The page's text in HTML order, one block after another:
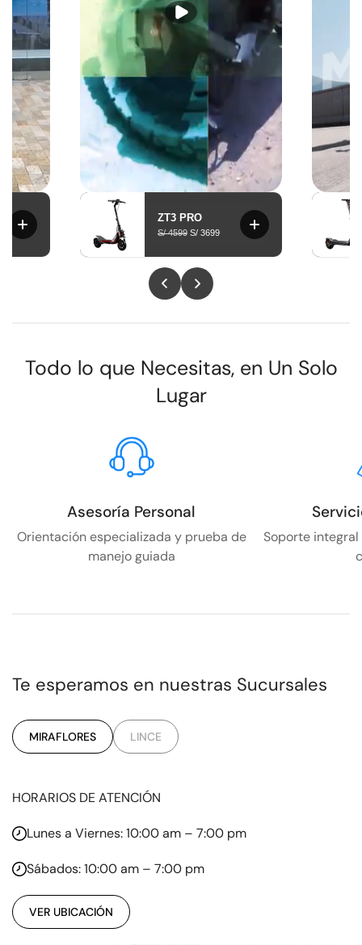
Todo lo que Necesitas, en Un Solo
Lugar
Asesoría Personal
Orientación especializada y prueba de
manejo guiada
Soporte
Te esperamos en nuestras Sucursales
MIRAFLORES LINCE
HORARIOS DE ATENCIÓN
Lunes a Viernes: 10:00 am – 7:00 pm
Sábados: 10:00 am – 7:00 pm
VER UBICACIÓN